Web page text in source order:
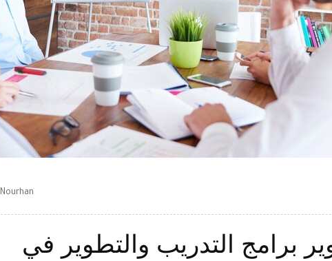
Nourhan
برامج التدريب والتطوير في